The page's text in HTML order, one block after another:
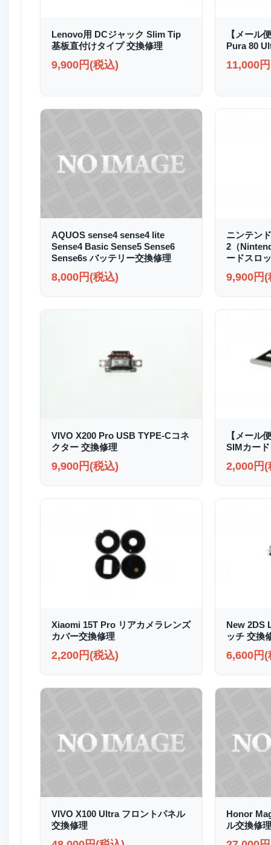
Lenovo用 DCジャック Slim Tip
基板直付けタイプ 交換修理
9,900円(税込)
【メール
Pura 80
11,000
AQUOS sense4 sense4 lite
Sense4 Basic Sense5 Sense6
Sense6s バッテリー交換修理
8,000円(税込)
ニンテン
2（
ードスロ
9,900円(
VIVO X200 Pro USB TYPE-Cコネ
クター 交換修理
9,900円(税込)
【メール
SIMカー
2,000円(
Xiaomi 15T Pro リアカメラレンズ
カバー交換修理
2,200円(税込)
New 2DS
ッチ 交換
6,600円(
VIVO X100 Ultra フロントパネル
交換修理
Honor
ル交換修